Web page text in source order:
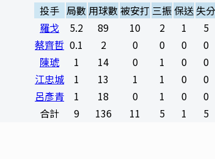
投手 局數 用球數 被安打 三振保送失分
羅戈
5.2 89 10 2 1 5
蔡齊哲 0.1 2 0 0 0 0
陳琥
1 14 0 1 0 0
江忠城
1 13 1 1 0 0
呂彥青
1 18 0 1 0 0
合計
9 136 11 5 1 5